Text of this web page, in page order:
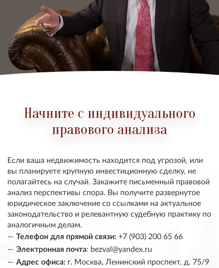
Начните с индивидуального
правового анализа
Если ваша недвижимость находится под угрозой, или
вы планируете крупную инвестиционную сделку, не
полагайтесь на случай. Закажите письменный правовой
анализ перспективы спора. Вы получите развернутое
юридическое заключение со ссылками на актуальное
законодательство и релевантную судебную практику по
аналогичным делам.
Телефон для прямой связи: +7 (903) 200 65 66
Электронная почта: bezval@yandex.ru
Адрес офиса: г. Москва, Ленинский проспект, д. 75/9